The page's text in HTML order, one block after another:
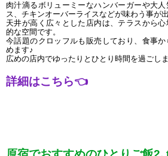
肉汁滴るボリューミーなハンバーガーや大
ス、チキンオーバーライスなどが味わう事が
天井が高く広々とした店内は、テラスから
的な空間です。
今話題のクロッフルも販売しており、食事
めます♪
広めの店内でゆったりとひとり時間を過ごし
詳細はこちら👈